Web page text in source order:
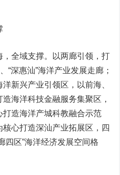
全域支撑。以两廊引领，打
“深惠汕”海洋产业发展走廊；
新兴产业引领区，以前海、
海洋科技金融服务集聚区，
打造海洋产城科教融合示范
心打造深汕产业拓展区，四
四区”海洋经济发展空间格